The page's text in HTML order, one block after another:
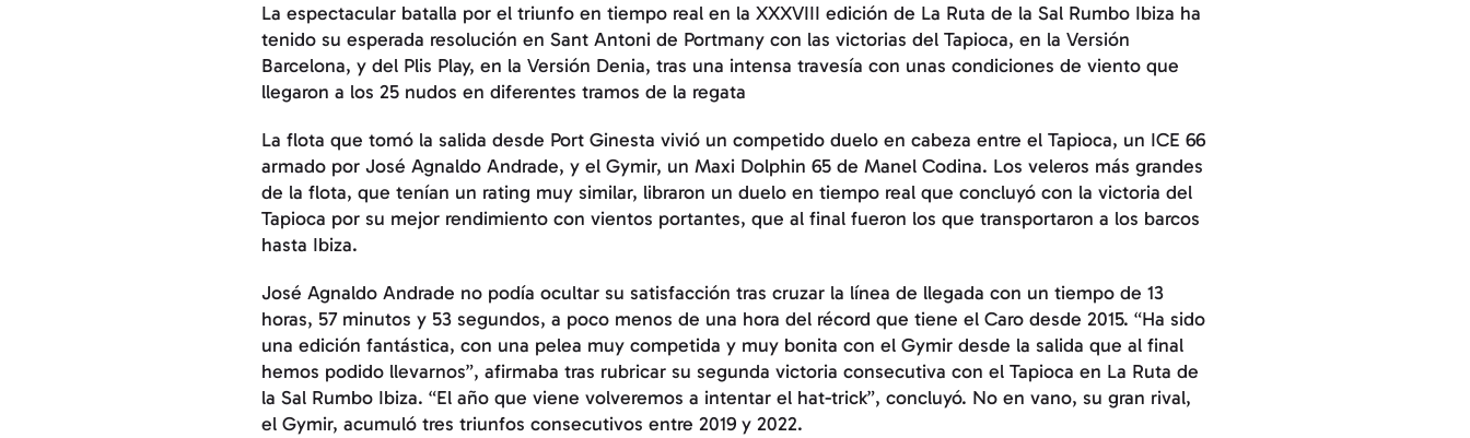
La espectacular batalla por el triunfo en tiempo real en la XXXVIII edición de La Ruta de la Sal Rumbo Ibiza ha
tenido su esperada resolución en Sant Antoni de Portmany con las victorias del Tapioca, en la Versión
Barcelona, y del Plis Play, en la Versión Denia, tras una intensa travesía con unas condiciones de viento que
llegaron a los 25 nudos en diferentes tramos de la regata
La flota que tomó la salida desde Port Ginesta vivió un competido duelo en cabeza entre el Tapioca, un ICE 66
armado por José Agnaldo Andrade, y el Gymir, un Maxi Dolphin 65 de Manel Codina. Los veleros más grandes
de la flota, que tenían un rating muy similar, libraron un duelo en tiempo real que concluyó con la victoria del
Tapioca por su mejor rendimiento con vientos portantes, que al final fueron los que transportaron a los barcos
hasta Ibiza.
José Agnaldo Andrade no podía ocultar su satisfacción tras cruzar la línea de llegada con un tiempo de 13
horas, 57 minutos y 53 segundos, a poco menos de una hora del récord que tiene el Caro desde 2015. “Ha sido
una edición fantástica, con una pelea muy competida y muy bonita con el Gymir desde la salida que al final
hemos podido llevarnos”, afirmaba tras rubricar su segunda victoria consecutiva con el Tapioca en La Ruta de
la Sal Rumbo Ibiza. “El año que viene volveremos a intentar el hat-trick”, concluyó. No en vano, su gran rival,
el Gymir, acumuló tres triunfos consecutivos entre 2019 y 2022.